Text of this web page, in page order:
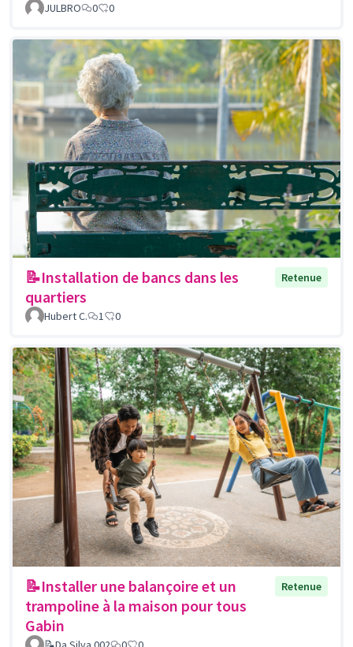
JULBRO
0 0
📝Installation de bancs dans les
quartiers
Retenue
Hubert C. 1 0
📝Installer une balançoire et un
trampoline à la maison pour tous
Gabin
Retenue